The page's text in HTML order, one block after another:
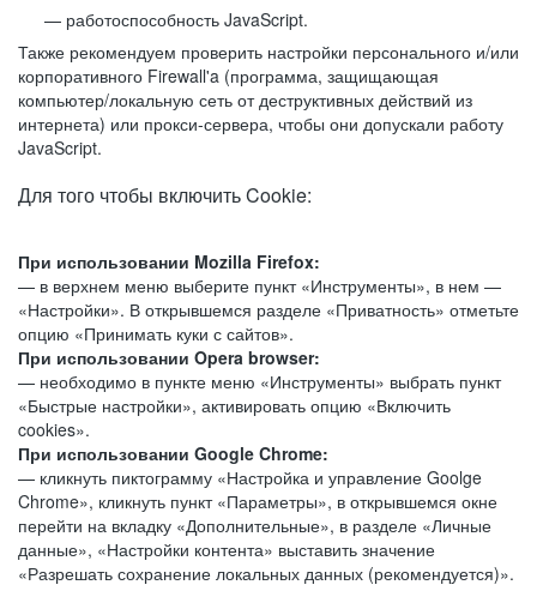
работоспособность JavaScript.
Также рекомендуем проверить настройки персонального и/или
корпоративного Firewall'a (программа, защищающая
компьютер/локальную сеть от деструктивных действий из
интернета) или прокси-сервера, чтобы они допускали работу
JavaScript.
Для того чтобы включить Cookie:
При использовании Mozilla Firefox:
— в верхнем меню выберите пункт «Инструменты», в нем —
«Настройки». В открывшемся разделе «Приватность» отметьте
опцию «Принимать куки с сайтов».
При использовании Opera browser:
— необходимо в пункте меню «Инструменты» выбрать пункт
«Быстрые настройки», активировать опцию «Включить
cookies».
При использовании Google Chrome:
— кликнуть пиктограмму «Настройка и управление Goolge
Chrome», кликнуть пункт «Параметры», в открывшемся окне
перейти на вкладку «Дополнительные», в разделе «Личные
данные», «Настройки контента» выставить значение
«Разрешать сохранение локальных данных (рекомендуется)».